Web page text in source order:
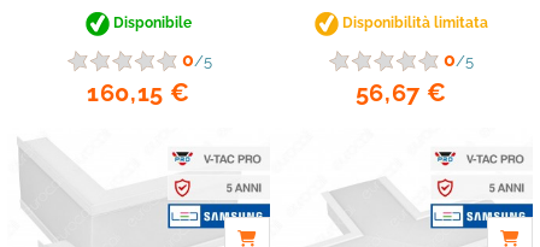
Disponibile
0/5
160,15 €
Disponibilità limitata
0/5
56,67 €